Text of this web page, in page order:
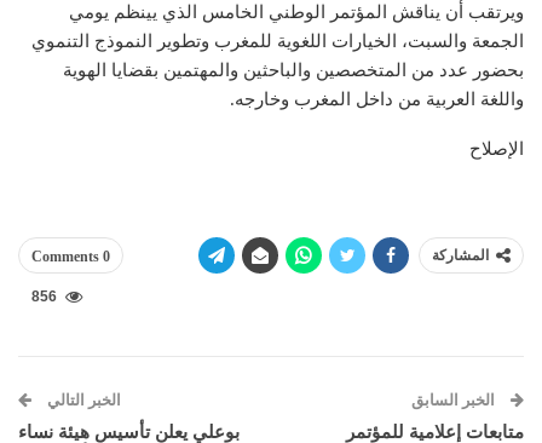
ويرتقب أن يناقش المؤتمر الوطني الخامس الذي يينظم يومي
الجمعة والسبت، الخيارات اللغوية للمغرب وتطوير النموذج التنموي
بحضور عدد من المتخصصين والباحثين والمهتمين بقضايا الهوية
واللغة العربية من داخل المغرب وخارجه.
الإصلاح
المشاركة 0 Comments
856
الخبر السابق
متابعات إعلامية للمؤتمر
الخبر التالي
بوعلي يعلن تأسيس هيئة نساء